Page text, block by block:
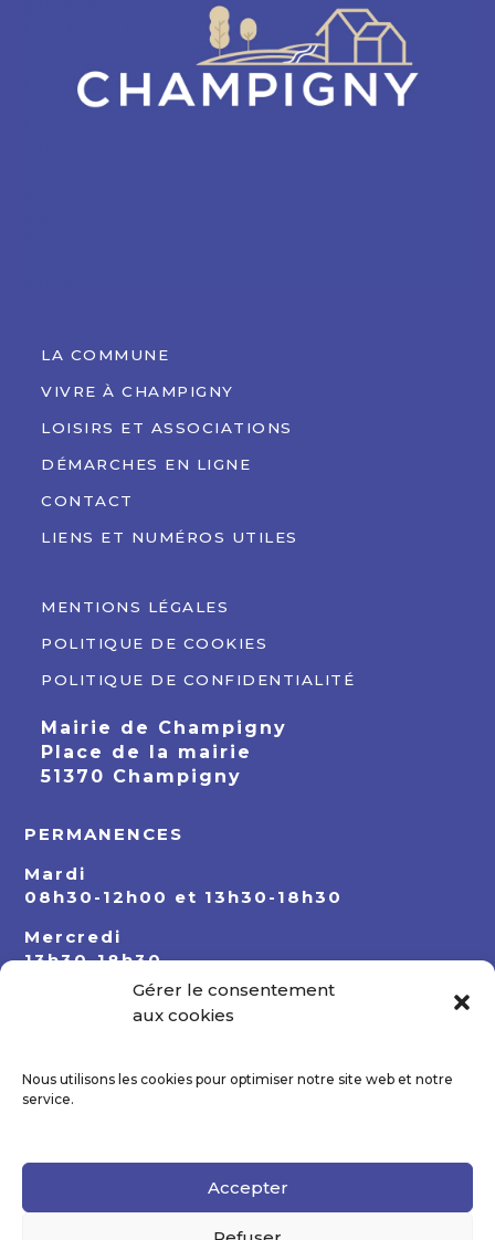
Gérer le consentement
aux cookies
Nous utilisons les cookies pour optimiser notre site web et notre
service.
Accepter
LA COMMUNE
VIVRE À CHAMPIGNY
LOISIRS ET ASSOCIATIONS
DÉMARCHES EN LIGNE
CONTACT
LIENS ET NUMÉROS UTILES
MENTIONS LÉGALES
POLITIQUE DE COOKIES
POLITIQUE DE CONFIDENTIALITÉ
Mairie de Champigny
Place de la mairie
51370 Champigny
PERMANENCES
Mardi
08h30-12h00 et 13h30-18h30
Mercredi
13h30-18h30
08h30-12h00 et 13h30-18h30